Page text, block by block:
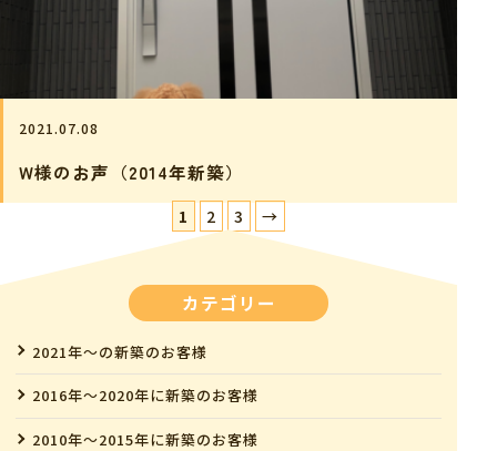
2021.07.08
W様のお声（2014年新築）
1 2 3 →
カテゴリー
2021年～の新築のお客様
2016年～2020年に新築のお客様
2010年～2015年に新築のお客様